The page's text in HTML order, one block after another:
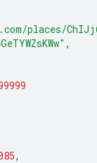
places/
,
,